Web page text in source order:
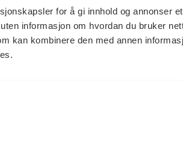
for å gi innhold og annonser
informasjon om hvordan du bruker
kan kombinere den med annen